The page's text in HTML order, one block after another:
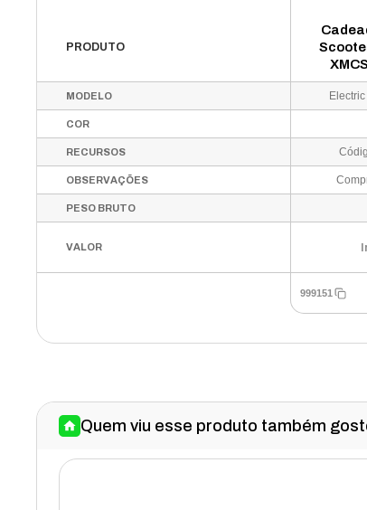
PRODUTO
MODELO
COR
RECURSOS
OBSERVAÇÕES
PESO BRUTO
VALOR
999151
Quem viu esse produto também